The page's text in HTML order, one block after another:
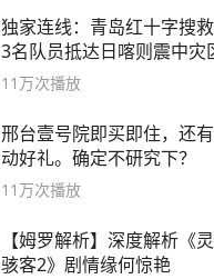
独家连线：青岛红十字搜
3名队员抵达日喀则震中灾
11万次播放
邢台壹号院即买即住，还
动好礼。确定不研究下？
11万次播放
【姆罗解析】深度解析《
骇客2》剧情缘何惊艳